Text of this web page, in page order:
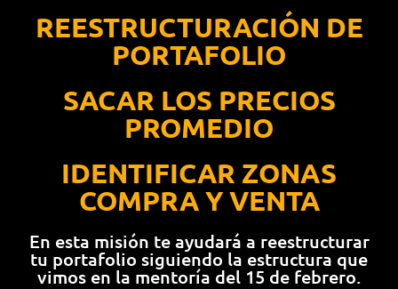
REESTRUCTURACIÓN DE
PORTAFOLIO
SACAR LOS PRECIOS
PROMEDIO
IDENTIFICAR ZONAS
COMPRA Y VENTA
En esta misión te ayudará a reestructurar
tu portafolio siguiendo la estructura que
vimos en la mentoría del 15 de febrero.